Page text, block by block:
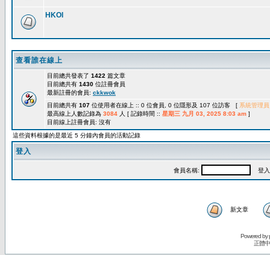
HKOI
查看誰在線上
目前總共發表了 1422 篇文章
目前總共有 1430 位註冊會員
最新註冊的會員: ckkwok
目前總共有 107 位使用者在線上 :: 0 位會員, 0 位隱形及 107 位訪客 [ 系統管理員
最高線上人數記錄為 3084 人 [ 記錄時間 :: 星期三 九月 03, 2025 8:03 am ]
目前線上註冊會員: 沒有
這些資料根據的是最近 5 分鐘內會員的活動記錄
登入
會員名稱: 登入
新文章
Powered by
正體